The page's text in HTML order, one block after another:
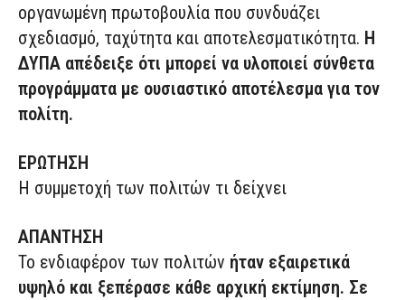
οργανωμένη πρωτοβουλία που συνδυάζει
σχεδιασμό, ταχύτητα και αποτελεσματικότητα. Η
ΔΥΠΑ απέδειξε ότι μπορεί να υλοποιεί σύνθετα
προγράμματα με ουσιαστικό αποτέλεσμα για τον
πολίτη.
ΕΡΩΤΗΣΗ
Η συμμετοχή των πολιτών τι δείχνει
ΑΠΑΝΤΗΣΗ
Το ενδιαφέρον των πολιτών ήταν εξαιρετικά
υψηλό και ξεπέρασε κάθε αρχική εκτίμηση. Σε